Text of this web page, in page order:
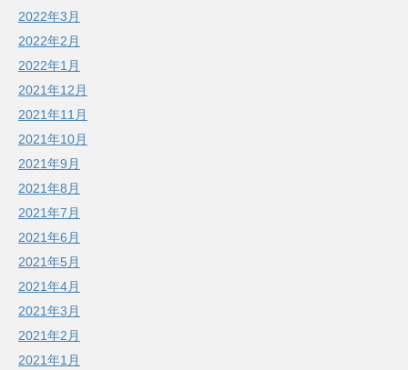
2022年3月
2022年2月
2022年1月
2021年12月
2021年11月
2021年10月
2021年9月
2021年8月
2021年7月
2021年6月
2021年5月
2021年4月
2021年3月
2021年2月
2021年1月